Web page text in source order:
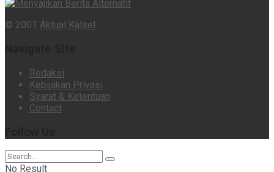
© 2001 Aktual Kalsel
Redaksi
Kebijakan Privasi
Syarat & Ketentuan
Contact
No Result